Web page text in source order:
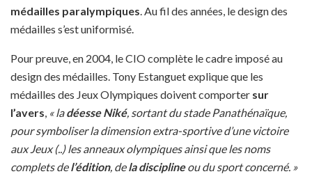
médailles paralympiques. Au fil des années, le design des
médailles s’est uniformisé.
Pour preuve, en 2004, le CIO complète le cadre imposé au
design des médailles. Tony Estanguet explique que les
médailles des Jeux Olympiques doivent comporter sur
l’avers, « ladéesse Niké, sortant du stade Panathénaïque,
pour symboliser la dimension extra-sportive d’une victoire
aux Jeux (..) les anneaux olympiques ainsi que les noms
complets del’édition, dela disciplineou du sport concerné. »